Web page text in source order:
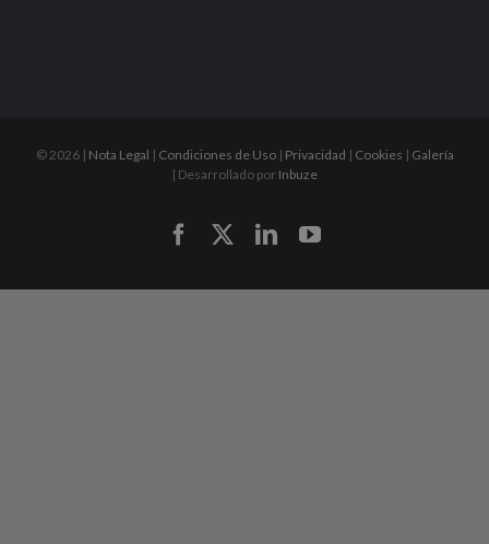
©2026 | Nota Legal | Condiciones de Uso| Privacidad | Cookies | Galería
| Desarrollado por Inbuze
FacebookLinkedInYouTube